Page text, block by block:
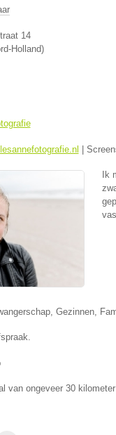
14
Holland)
Ik
Gezinnen,
van ongeveer 30